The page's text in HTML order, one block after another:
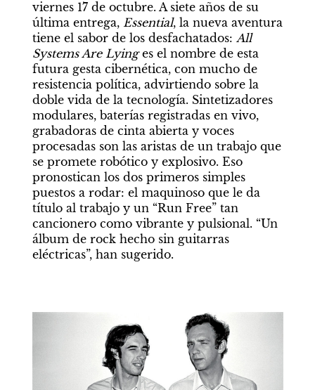
viernes 17 de octubre. A siete años de su
última entrega, Essential, la nueva aventura
tiene el sabor de los desfachatados: All
Systems Are Lying es el nombre de esta
futura gesta cibernética, con mucho de
resistencia política, advirtiendo sobre la
doble vida de la tecnología. Sintetizadores
modulares, baterías registradas en vivo,
grabadoras de cinta abierta y voces
procesadas son las aristas de un trabajo que
se promete robótico y explosivo. Eso
pronostican los dos primeros simples
puestos a rodar: el maquinoso que le da
título al trabajo y un “Run Free” tan
cancionero como vibrante y pulsional. “Un
álbum de rock hecho sin guitarras
eléctricas”, han sugerido.